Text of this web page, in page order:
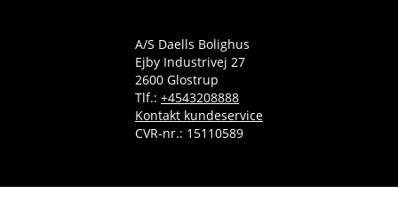
A/S Daells Bolighus
Ejby Industrivej 27
2600 Glostrup
Tlf.: +4543208888
Kontakt kundeservice
CVR-nr.: 15110589